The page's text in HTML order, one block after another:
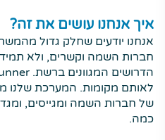
איך אנחנו עושים את זה?
אנחנו יודעים שחלק גדול
חברות השמה וקשרים, ולא
לאותם מקומות. המערכת שלנו
של חברות השמה ומגייסים,
כמה.